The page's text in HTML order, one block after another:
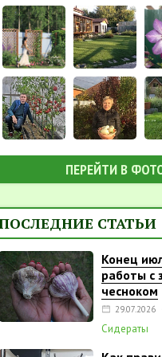
ПЕРЕЙТИ В
СТАТЬИ
Конец
работы с
чесноком
29.07.2026
Сидераты